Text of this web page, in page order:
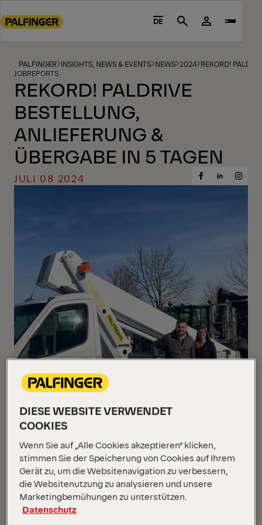
to
footer
content
DE Search
PALFINGER INSIGHTS, NEWS & EVENTS NEWS 2024 REKORD!
JOBREPORTS
REKORD! PALDRIVE
BESTELLUNG,
ANLIEFERUNG &
ÜBERGABE IN 5 TAGEN
JULI 08 2024
ShareShareShare
DIESE WEBSITE VERWENDET
COOKIES
Wenn Sie auf „Alle Cookies akzeptieren“ klicken,
stimmen Sie der Speicherung von Cookies auf Ihrem
Gerät zu, um die Websitenavigation zu verbessern,
die Websitenutzung zu analysieren und unsere
Marketingbemühungen zu unterstützen.
Datenschutz